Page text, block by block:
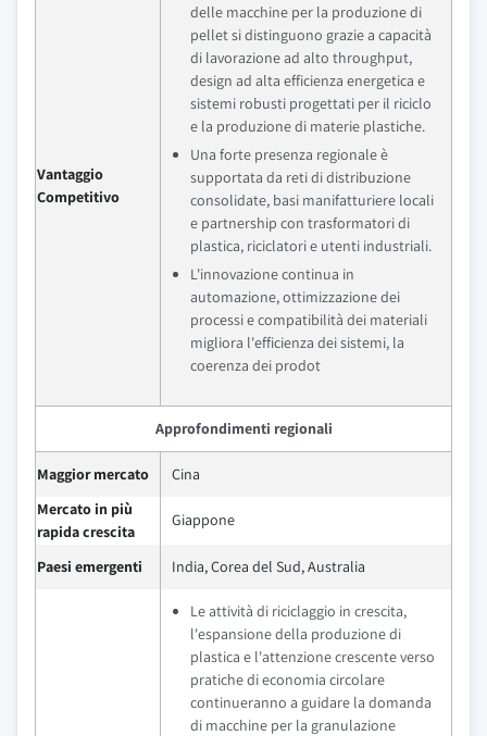
Vantaggio
Competitivo
delle macchine per la produzione di
pellet si distinguono grazie a capacità
di lavorazione ad alto throughput,
design ad alta efficienza energetica e
sistemi robusti progettati per il riciclo
e la produzione di materie plastiche.
Una forte presenza regionale è
supportata da reti di distribuzione
consolidate, basi manifatturiere locali
e partnership con trasformatori di
plastica, riciclatori e utenti industriali.
L'innovazione continua in
automazione, ottimizzazione dei
processi e compatibilità dei materiali
migliora l'efficienza dei sistemi, la
coerenza dei prodot
Approfondimenti regionali
Maggior mercato
Cina
Mercato in più
rapida crescita
Giappone
Paesi emergenti India, Corea del Sud, Australia
Le attività di riciclaggio in crescita,
l'espansione della produzione di
plastica e l'attenzione crescente verso
pratiche di economia circolare
continueranno a guidare la domanda
di macchine per la granulazione